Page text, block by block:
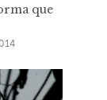
que